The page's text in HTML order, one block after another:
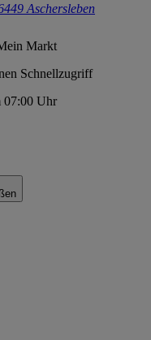
Aschersleben
Markt
Schnellzugriff
07:00 Uhr